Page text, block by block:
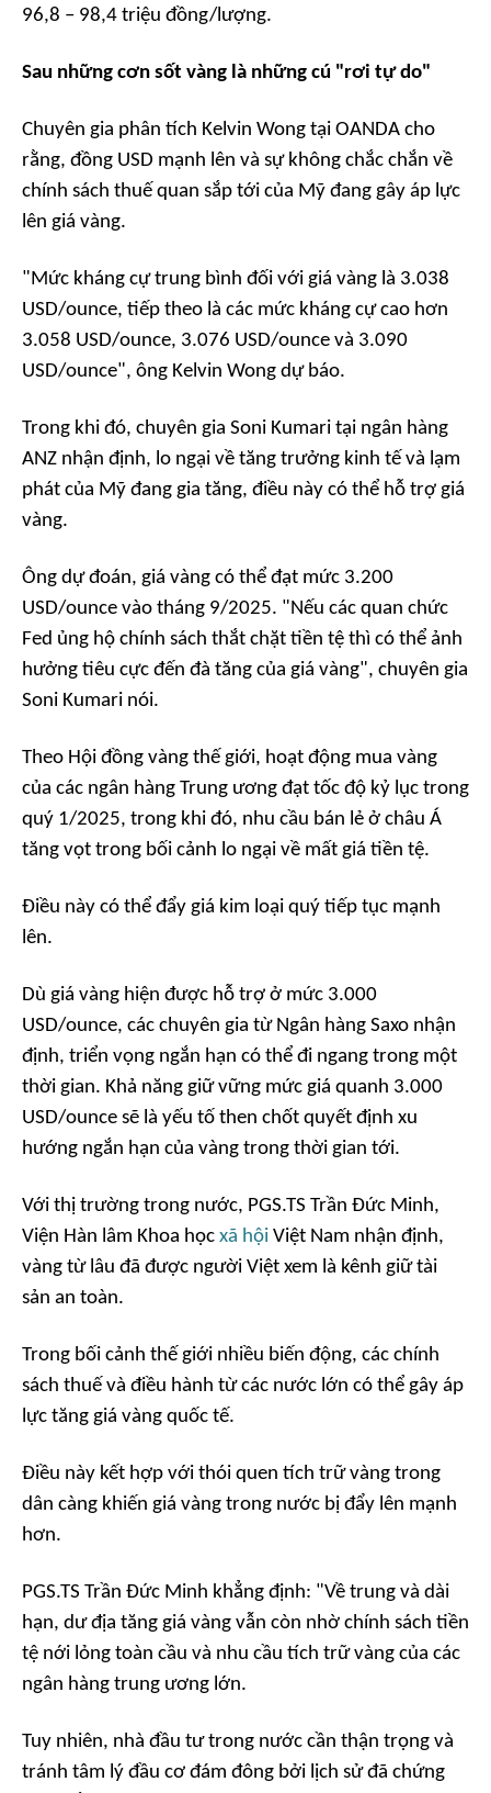
96,8 – 98,4 triệu đồng/lượng.
Sau những cơn sốt vàng là những cú "rơi tự do"
Chuyên gia phân tích Kelvin Wong tại OANDA cho
rằng, đồng USD mạnh lên và sự không chắc chắn về
chính sách thuế quan sắp tới của Mỹ đang gây áp lực
lên giá vàng.
"Mức kháng cự trung bình đối với giá vàng là 3.038
USD/ounce, tiếp theo là các mức kháng cự cao hơn
3.058 USD/ounce, 3.076 USD/ounce và 3.090
USD/ounce", ông Kelvin Wong dự báo.
Trong khi đó, chuyên gia Soni Kumari tại ngân hàng
ANZ nhận định, lo ngại về tăng trưởng kinh tế và lạm
phát của Mỹ đang gia tăng, điều này có thể hỗ trợ giá
vàng.
Ông dự đoán, giá vàng có thể đạt mức 3.200
USD/ounce vào tháng 9/2025. "Nếu các quan chức
Fed ủng hộ chính sách thắt chặt tiền tệ thì có thể ảnh
hưởng tiêu cực đến đà tăng của giá vàng", chuyên gia
Soni Kumari nói.
Theo Hội đồng vàng thế giới, hoạt động mua vàng
của các ngân hàng Trung ương đạt tốc độ kỷ lục trong
quý 1/2025, trong khi đó, nhu cầu bán lẻ ở châu Á
tăng vọt trong bối cảnh lo ngại về mất giá tiền tệ.
Điều này có thể đẩy giá kim loại quý tiếp tục mạnh
lên.
Dù giá vàng hiện được hỗ trợ ở mức 3.000
USD/ounce, các chuyên gia từ Ngân hàng Saxo nhận
định, triển vọng ngắn hạn có thể đi ngang trong một
thời gian. Khả năng giữ vững mức giá quanh 3.000
USD/ounce sẽ là yếu tố then chốt quyết định xu
hướng ngắn hạn của vàng trong thời gian tới.
Với thị trường trong nước, PGS.TS Trần Đức Minh,
Viện Hàn lâm Khoa học xã hội Việt Nam nhận định,
vàng từ lâu đã được người Việt xem là kênh giữ tài
sản an toàn.
Trong bối cảnh thế giới nhiều biến động, các chính
sách thuế và điều hành từ các nước lớn có thể gây áp
lực tăng giá vàng quốc tế.
Điều này kết hợp với thói quen tích trữ vàng trong
dân càng khiến giá vàng trong nước bị đẩy lên mạnh
hơn.
PGS.TS Trần Đức Minh khẳng định: "Về trung và dài
hạn, dư địa tăng giá vàng vẫn còn nhờ chính sách tiền
tệ nới lỏng toàn cầu và nhu cầu tích trữ vàng của các
ngân hàng trung ương lớn.
Tuy nhiên, nhà đầu tư trong nước cần thận trọng và
tránh tâm lý đầu cơ đám đông bởi lịch sử đã chứng